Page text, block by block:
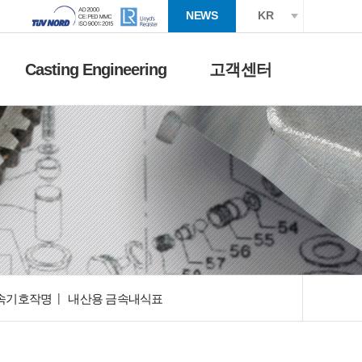
NEWS KR
Casting Engineering 고객센터
기호작명 내산용 금속내식표